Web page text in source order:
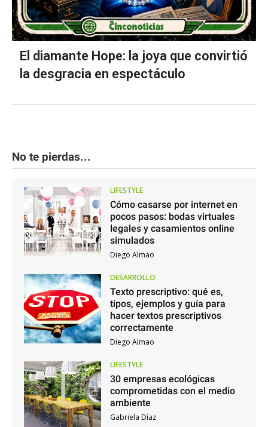
El diamante Hope: la joya que convirtió
la desgracia en espectáculo
No te pierdas...
LIFESTYLE
Cómo casarse por internet en
pocos pasos: bodas virtuales
legales y casamientos online
simulados
Diego Almao
DESARROLLO
Texto prescriptivo: qué es,
tipos, ejemplos y guía para
hacer textos prescriptivos
correctamente
Diego Almao
LIFESTYLE
30 empresas ecológicas
comprometidas con el medio
ambiente
Gabriela Díaz